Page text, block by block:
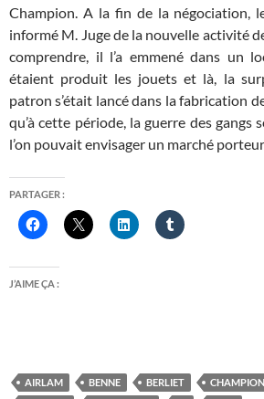
Champion. A la fin de la négociation,
informé M. Juge de la nouvelle activité
comprendre, il l’a emmené dans un
étaient produit les jouets et là, la
patron s’était lancé dans la fabrication
qu’à cette période, la guerre des gangs
l’on pouvait envisager un marché
PARTAGER :
J’AIME ÇA :
AIRLAM BENNE BERLIET CHAMPION